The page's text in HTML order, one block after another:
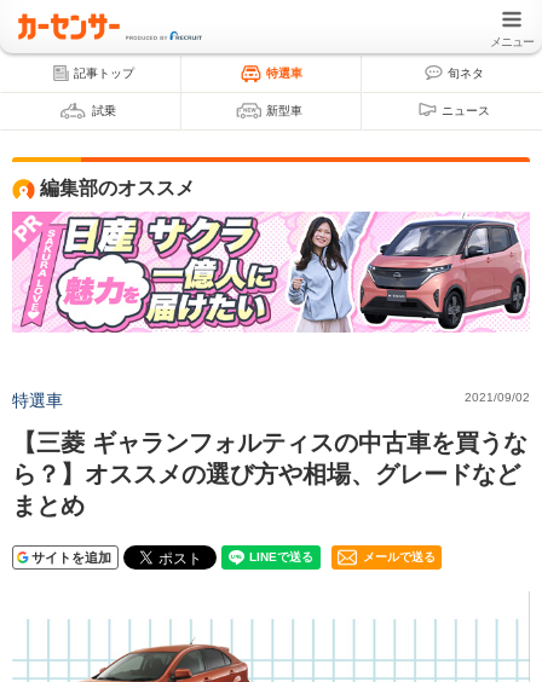
メニュー
記事トップ 特選車 旬ネタ
試乗 新型車 ニュース
編集部のオススメ
特選車 2021/09/02
【三菱 ギャランフォルティスの中古車を買うな
ら？】オススメの選び方や相場、グレードなど
まとめ
サイトを追加 メールで送る